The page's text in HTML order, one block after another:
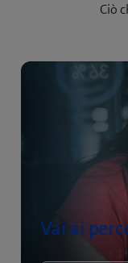
Ciò
Vai ai